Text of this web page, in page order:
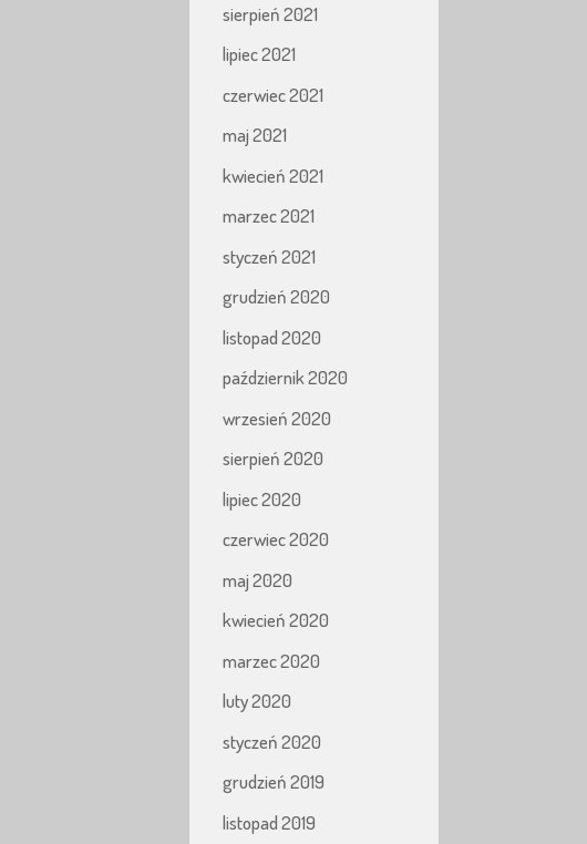
sierpień 2021
lipiec 2021
czerwiec 2021
maj 2021
kwiecień 2021
marzec 2021
styczeń 2021
grudzień 2020
listopad 2020
październik 2020
wrzesień 2020
sierpień 2020
lipiec 2020
czerwiec 2020
maj 2020
kwiecień 2020
marzec 2020
luty 2020
styczeń 2020
grudzień 2019
listopad 2019